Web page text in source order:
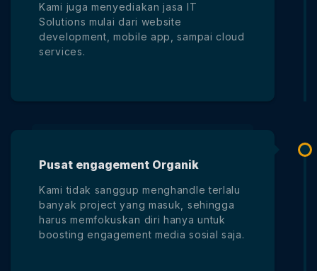
Kami juga menyediakan jasa IT
Solutions mulai dari website
development, mobile app, sampai cloud
services.
Pusat engagement Organik
Kami tidak sanggup menghandle terlalu
banyak project yang masuk, sehingga
harus memfokuskan diri hanya untuk
boosting engagement media sosial saja.